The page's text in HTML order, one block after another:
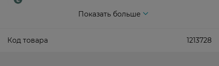
Показать больше
Код товара 1213728